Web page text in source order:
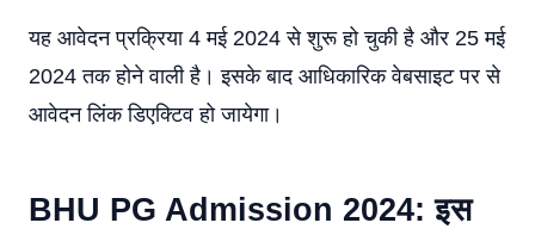
यह आवेदन प्रक्रिया 4 मई 2024 से शुरू हो चुकी है और 25 मई
2024 तक होने वाली है। इसके बाद आधिकारिक वेबसाइट पर से
आवेदन लिंक डिएक्टिव हो जायेगा।
BHU PG Admission 2024: इस